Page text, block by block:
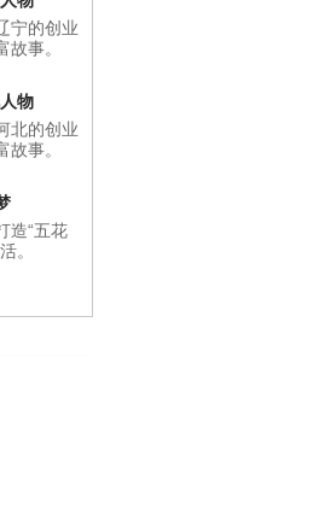
宁的创业
故事。
物
北的创业
故事。
造“五花
。